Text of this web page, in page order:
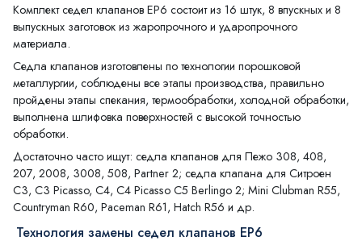
Комплект седел клапанов EP6 состоит из 16 штук, 8 впускных и 8
выпускных заготовок из жаропрочного и ударопрочного
материала.
Седла клапанов изготовлены по технологии порошковой
металлургии, соблюдены все этапы производства, правильно
пройдены этапы спекания, термообработки, холодной обработки,
выполнена шлифовка поверхностей с высокой точностью
обработки.
Достаточно часто ищут: седла клапанов для Пежо 308, 408,
207, 2008, 3008, 508, Partner 2; седла клапана для Ситроен
С3, С3 Picasso, С4, С4 Picasso С5 Berlingo 2; Mini Clubman R55,
Countryman R60, Paceman R61, Hatch R56 и др.
Технология замены седел клапанов EP6